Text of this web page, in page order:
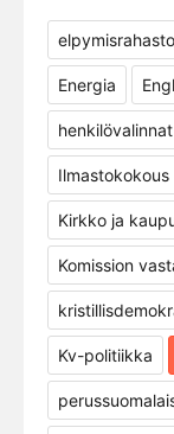
elpymisrahasto
Energia
henkilövalinnat
Ilmastokokous
Kirkko ja
Komission
Kv-politiikka